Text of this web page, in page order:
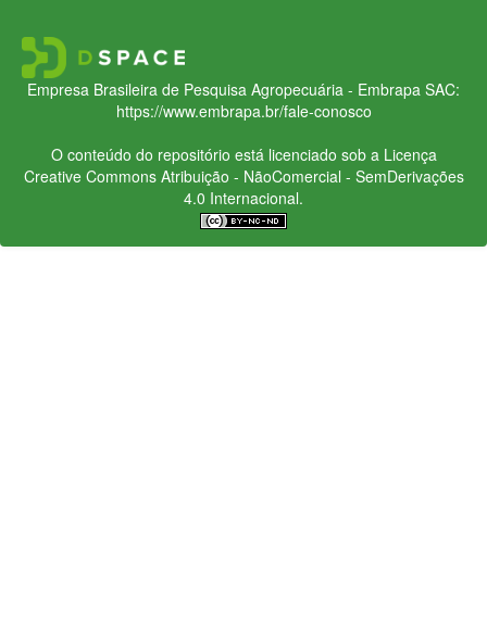
Empresa Brasileira de Pesquisa Agropecuária - Embrapa SAC:
https://www.embrapa.br/fale-conosco
O conteúdo do repositório está licenciado sob a Licença
Creative CommonsAtribuição - NãoComercial - SemDerivações
4.0 Internacional.